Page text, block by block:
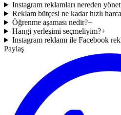
Instagram reklamları nereden
Reklam bütçesi ne kadar hızlı
Öğrenme aşaması nedir?+
Hangi yerleşimi seçmeliyim?+
Instagram reklamı ile Facebook
Paylaş